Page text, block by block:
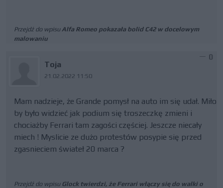
Przejdź do wpisuAlfa Romeo pokazała bolid C42 w docelowym
malowaniu
Toja
21.02.2022 11:50
0
Mam nadzieje, że Grande pomysł na auto im się udał. Miło
by było widzieć jak podium się troszeczkę zmieni i
chociażby Ferrari tam zagości częściej. Jeszcze niecały
miech ! Myslicie ze dużo protestów posypie się przed
zgasnieciem świateł 20 marca ?
Przejdź do wpisu Glock twierdzi, że Ferrari włączy się do walki o